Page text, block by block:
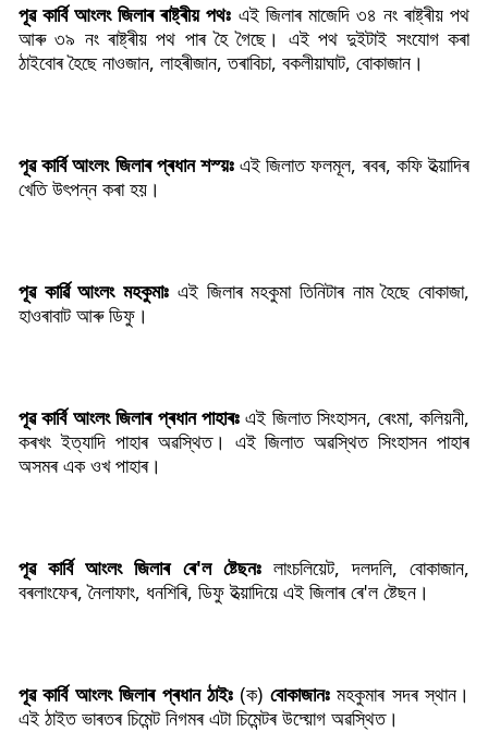
পূৱ কাৰ্বি আংলং জিলাৰ ৰাষ্ট্ৰীয় পথঃ এই জিলাৰ মাজেদি ৩৪ নং ৰাষ্ট্ৰীয় পথ
আৰু ৩৯ নং ৰাষ্ট্ৰীয় পথ পাৰ হৈ গৈছে। এই পথ দুইটাই সংযোগ কৰা
ঠাইবোৰ হৈছে নাওজান, লাহৰীজান, তৰাবিচা, বকলীয়াঘাট, বোকাজান।
পূৱ কাৰ্বি আংলং জিলাৰ প্ৰধান শস্য়ঃএই জিলাত ফলমূল, ৰবৰ, কফি ইত্য়াদিৰ
খেতি উৎপন্ন কৰা হয়।
পূৱ কাৰ্ৱি আংলং মহকুমাঃ এই জিলাৰ মহকুমা তিনিটাৰ নাম হৈছে বোকাজা,
হাওৰাবাট আৰু ডিফু।
পূৱ কাৰ্বি আংলং জিলাৰ প্ৰধান পাহাৰঃএই জিলাত সিংহাসন, ৰেংমা, কলিয়নী,
কৰখং ইত্যাদি পাহাৰ অৱস্থিত। এই জিলাত অৱস্থিত সিংহাসন পাহাৰ
অসমৰ এক ওখ পাহাৰ।
পূৱ কাৰ্বি আংলং জিলাৰ ৰে'ল ষ্টেছনঃ লাংচলিয়েট, দলদলি, বোকাজান,
বৰলাংফেৰ, নৈলাফাং, ধনশিৰি, ডিফু ইত্য়াদিয়ে এই জিলাৰ ৰে'ল ষ্টেছন।
পূৱ কাৰ্বি আংলং জিলাৰ প্ৰধান ঠাইঃ (ক) বোকাজানঃমহকুমাৰ সদৰ স্থান।
এই ঠাইত ভাৰতৰ চিমেন্ট নিগমৰ এটা চিমেন্টৰ উদ্য়োগ অৱস্থিত।